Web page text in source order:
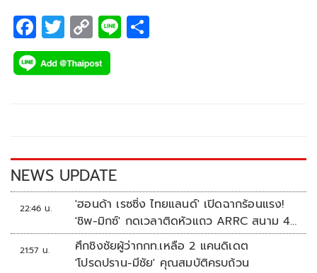
F
ac
e
k
T
wi
tt
C
o
p
k
Li
NEWS UPDATE
22:46 น.
'ฮอนด้า เรซซิ่ง ไทยแลนด์' เปิดฉากร้อนแรง!
'ชิพ-มิกซ์' กดเวลาติดหัวแถว ARRC สนาม 4
ที่มัลดาลิกา
21:57 น.
ศึกชิงชัยผู้ว่ากกท.เหลือ 2 แคนดิเดต
'โปรดปราน-มีชัย' คุณสมบัติครบถ้วน